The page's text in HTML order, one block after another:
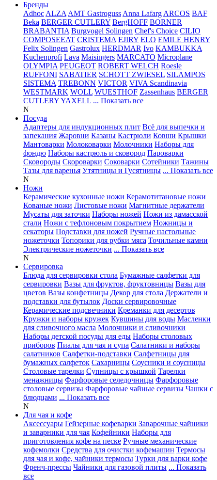
Бренды
Adhoc ALZA AMT Gastroguss Anna Lafarg ARCOS BAF
Beka BERGER CUTLERY BergHOFF BORNER
BRABANTIA Burgvogel Solingen Chef's Choice CILIO
COMPOSEEAT CRISTEMA EJIRY ELO EMILE HENRY
Felix Solingen Gastrolux HERDMAR Ivo KAMBUKKA
Kuchenprofi Lava Maisingers MARCATO Microplane
OLYMPIA PEUGEOT ROBERT WELCH Roesle
RUFFONI SABATIER SCHOTT ZWIESEL SILAMPOS
SISTEMA TREBONN VICTOR VIVA Scandinavia
WESTMARK WOLL WUESTHOF Zassenhaus BERGER
CUTLERYYAXELL ... Показать все
N
Посуда
Адаптеры для индукционных плит Всё для выпечки и
запекания Жаровни Казаны Кастрюли Ковши Крышки
Мантоварки Молоковарки Молочники Наборы для
фондю Наборы кастрюль и сковород Пароварки
Сковороды Скороварки Соковарки Сотейники Тажины
Тазы для варенья Утятницы и Гусятницы ... Показать все
N
Ножи
Керамические кухонные ножи Керамотитановые ножи
Кованые ножи Листовые ножи Магнитные держатели
Мусаты для заточки Наборы ножей Ножи из дамасской
стали Ножи с тефлоновым покрытием Ножницы и
секаторы Подставки для ножей Ручные настольные
ножеточки Топорики для рубки мяса Точильные камни
Электрические ножеточки ... Показать все
N
Сервировка
Блюда для сервировки стола Бумажные салфетки для
сервировки Вазы для фруктов, фруктовницы Вазы для
цветов Вазы конфетницы Декор для стола Держатели и
подставки для бутылок Доски сервировочные
Керамические подсвечники Креманки для десертов
Кружки и наборы кружек Кувшины для воды Масленки
для сливочного масла Молочники и сливочники
Наборы детской посуды для еды Наборы столовых
приборов Пиалы для чая и супа Салатники и наборы
салатников Салфетки-подставки Салфетницы для
бумажных салфеток Сахарницы Соусники и соусницы
Столовые тарелки Супницы с крышкой Тарелки
менажницы Фарфоровые селедочницы Фарфоровые
столовые сервизы Фарфоровые чайные сервизы Чашки с
блюдцами ... Показать все
N
Для чая и кофе
Аксессуары Гейзерные кофеварки Заварочные чайники
и заварники для чая Кофейники Наборы для
приготовления кофе на песке Ручные механические
кофемолки Средства для очистки кофемашин Термосы
для чая и кофе, чайники термосы Турки для варки кофе
Френч-прессы Чайники для газовой плиты ... Показать
все